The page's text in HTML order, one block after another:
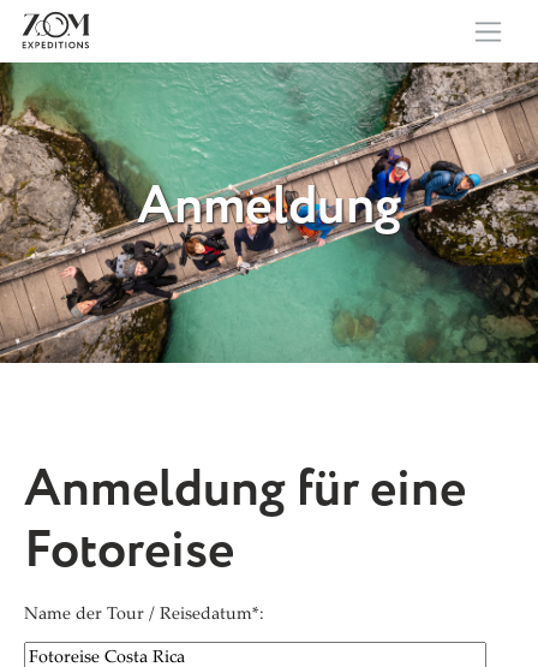
Anmeldung
Anmeldung für eine
Fotoreise
Name der Tour / Reisedatum*: